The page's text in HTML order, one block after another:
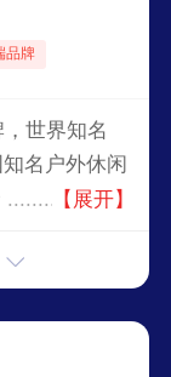
品牌
世界知名
名户外休闲
专精于提供
【展开】